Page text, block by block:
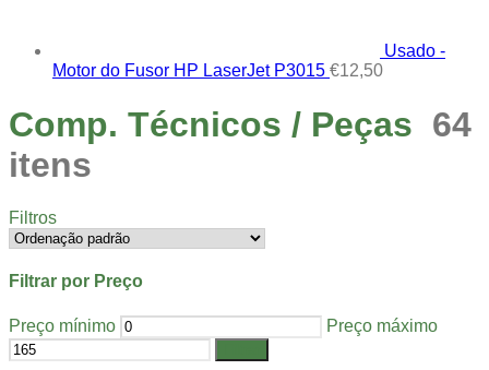
Usado -
Motor do Fusor HP LaserJet P3015 €12,50
Comp. Técnicos / Peças 64
itens
Filtros
Filtrar por Preço
Preço mínimo Preço máximo